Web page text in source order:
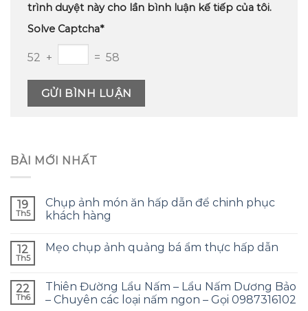
trình duyệt này cho lần bình luận kế tiếp của tôi.
Solve Captcha*
52 + = 58
BÀI MỚI NHẤT
19
Th5
Chụp ảnh món ăn hấp dẫn để chinh phục
khách hàng
12
Th5
Mẹo chụp ảnh quảng bá ẩm thực hấp dẫn
22
Th6
Thiên Đường Lẩu Nấm – Lẩu Nấm Dương Bảo
– Chuyên các loại nấm ngon – Gọi 0987316102